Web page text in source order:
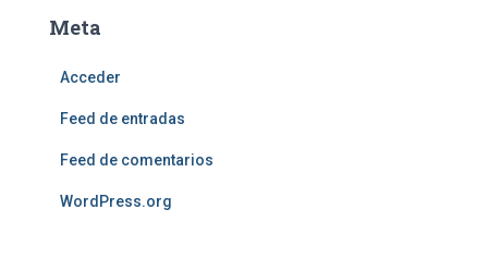
Meta
Acceder
Feed de entradas
Feed de comentarios
WordPress.org